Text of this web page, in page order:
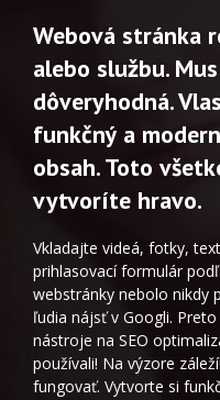
Webová stránka
alebo službu.
dôveryhodná.
funkčný a
obsah. Toto
vytvoríte hravo.
Vkladajte videá, fotky,
prihlasovací formulár
webstránky nebolo nikdy
ľudia nájsť v Googli.
nástroje na SEO
používali! Na výzore
fungovať. Vytvorte si